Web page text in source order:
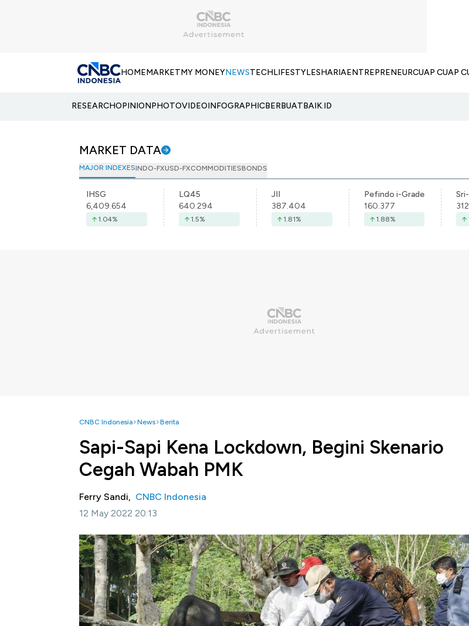
HOMEMARKETMY MONEYNEWSTECHLIFESTYLESHARIAENTREPRENEURCUAP CUAP
RESEARCHOPINIONPHOTOVIDEOINFOGRAPHICBERBUATBAIK.ID
MARKET DATA
MAJOR INDEXESINDO-FXUSD-FXCOMMODITIESBONDS
IHSG
6,409.654
1.04%
LQ45
640.294
1.5%
JII
387.404
1.81%
Pefindo i-Grade
160.377
1.88%
CNBC Indonesia News Berita
Sapi-Sapi Kena Lockdown, Begini Skenario
Cegah Wabah PMK
Ferry Sandi, CNBC Indonesia
12 May 2022 20:13